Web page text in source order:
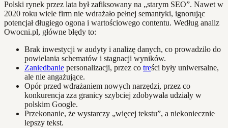
Polski rynek przez lata był zafiksowany na „starym SEO”. Nawet w
2020 roku wiele firm nie wdrażało pełnej semantyki, ignorując
potencjał długiego ogona i wartościowego contentu. Według analiz
Owocni.pl, główne błędy to:
Brak inwestycji w audyty i analizę danych, co prowadziło do
powielania schematów i stagnacji wyników.
Zaniedbanie personalizacji, przez co treści były uniwersalne,
ale nie angażujące.
Opór przed wdrażaniem nowych narzędzi, przez co
konkurencja zza granicy szybciej zdobywała udziały w
polskim Google.
Przekonanie, że wystarczy „więcej tekstu”, a niekoniecznie
lepszy tekst.